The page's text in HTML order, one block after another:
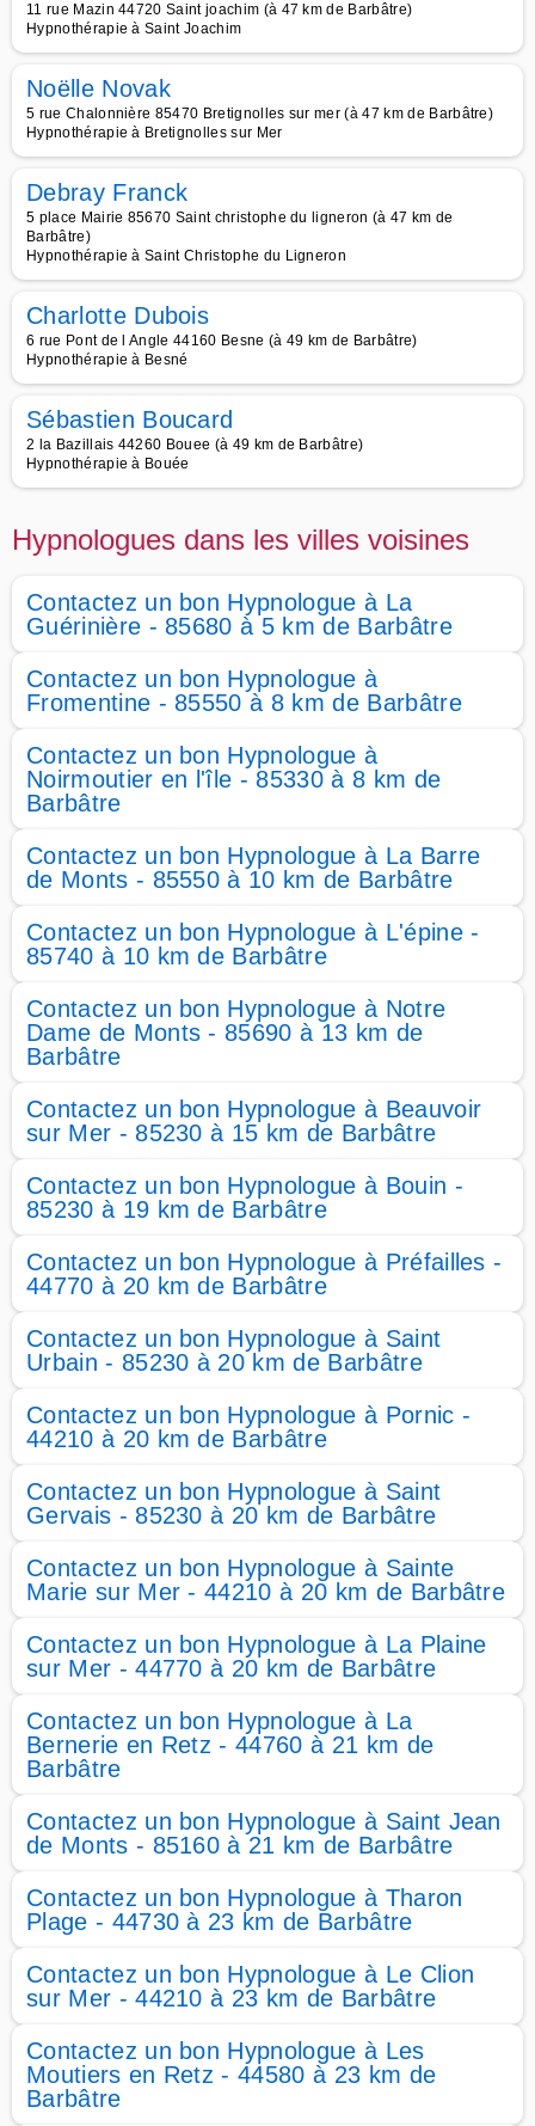
11 rue Mazin 44720 Saint joachim (à 47 km de Barbâtre)
Hypnothérapie à Saint Joachim
Noëlle Novak
5 rue Chalonnière 85470 Bretignolles sur mer (à 47 km de Barbâtre)
Hypnothérapie à Bretignolles sur Mer
Debray Franck
5 place Mairie 85670 Saint christophe du ligneron (à 47 km de
Barbâtre)
Hypnothérapie à Saint Christophe du Ligneron
Charlotte Dubois
6 rue Pont de l Angle 44160 Besne (à 49 km de Barbâtre)
Hypnothérapie à Besné
Sébastien Boucard
2 la Bazillais 44260 Bouee (à 49 km de Barbâtre)
Hypnothérapie à Bouée
Hypnologues dans les villes voisines
Contactez un bon Hypnologue à La
Guérinière - 85680 à 5 km de Barbâtre
Contactez un bon Hypnologue à
Fromentine - 85550 à 8 km de Barbâtre
Contactez un bon Hypnologue à
Noirmoutier en l'île - 85330 à 8 km de
Barbâtre
Contactez un bon Hypnologue à La Barre
de Monts - 85550 à 10 km de Barbâtre
Contactez un bon Hypnologue à L'épine -
85740 à 10 km de Barbâtre
Contactez un bon Hypnologue à Notre
Dame de Monts - 85690 à 13 km de
Barbâtre
Contactez un bon Hypnologue à Beauvoir
sur Mer - 85230 à 15 km de Barbâtre
Contactez un bon Hypnologue à Bouin -
85230 à 19 km de Barbâtre
Contactez un bon Hypnologue à Préfailles -
44770 à 20 km de Barbâtre
Contactez un bon Hypnologue à Saint
Urbain - 85230 à 20 km de Barbâtre
Contactez un bon Hypnologue à Pornic -
44210 à 20 km de Barbâtre
Contactez un bon Hypnologue à Saint
Gervais - 85230 à 20 km de Barbâtre
Contactez un bon Hypnologue à Sainte
Marie sur Mer - 44210 à 20 km de Barbâtre
Contactez un bon Hypnologue à La Plaine
sur Mer - 44770 à 20 km de Barbâtre
Contactez un bon Hypnologue à La
Bernerie en Retz - 44760 à 21 km de
Barbâtre
Contactez un bon Hypnologue à Saint Jean
de Monts - 85160 à 21 km de Barbâtre
Contactez un bon Hypnologue à Tharon
Plage - 44730 à 23 km de Barbâtre
Contactez un bon Hypnologue à Le Clion
sur Mer - 44210 à 23 km de Barbâtre
Contactez un bon Hypnologue à Les
Moutiers en Retz - 44580 à 23 km de
Barbâtre